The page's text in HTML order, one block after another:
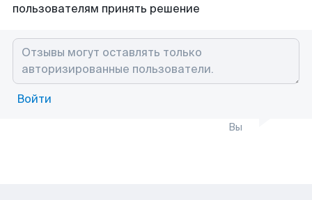
пользователям принять решение
Войти
Вы